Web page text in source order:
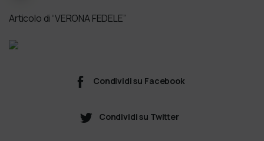
Articolo di “VERONA FEDELE”
Condividi su Facebook
Condividi su Twitter